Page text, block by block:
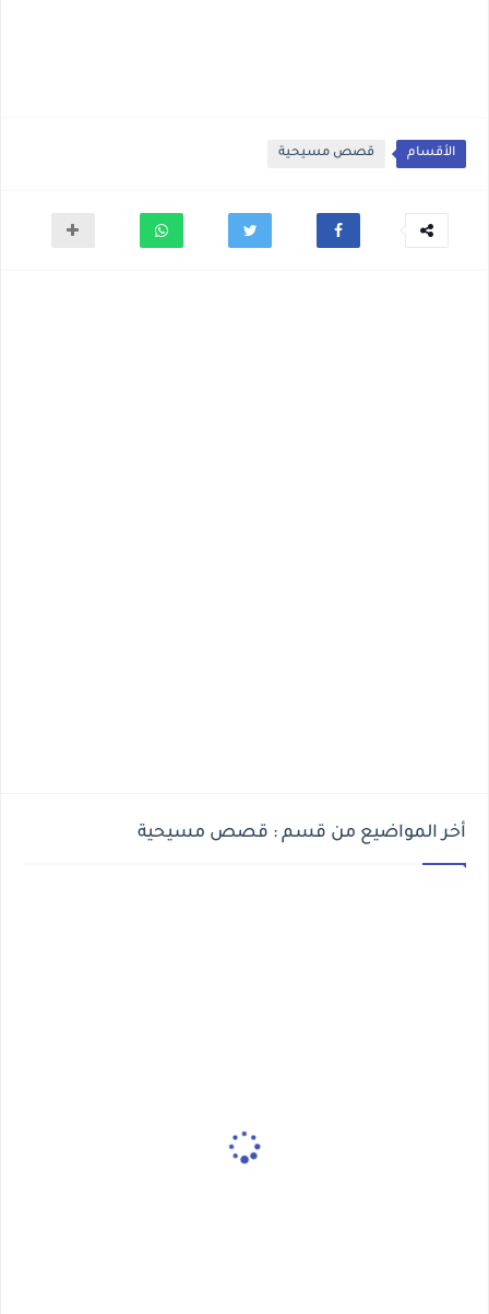
الأقسام قصص مسيحية
أخر المواضيع من قسم : قصص مسيحية